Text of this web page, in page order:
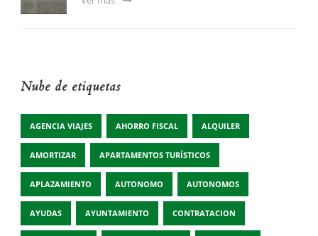
Nube de etiquetas
AGENCIA VIAJES AHORRO FISCAL ALQUILER
AMORTIZAR APARTAMENTOS TURÍSTICOS
APLAZAMIENTO AUTONOMO AUTONOMOS
AYUDAS AYUNTAMIENTO CONTRATACION